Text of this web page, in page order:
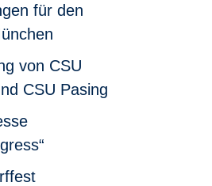
für den
von CSU
CSU Pasing